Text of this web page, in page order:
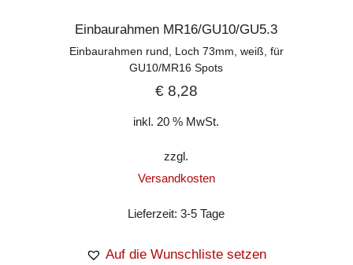
Einbaurahmen MR16/GU10/GU5.3
Einbaurahmen rund, Loch 73mm, weiß, für
GU10/MR16 Spots
€8,28
inkl. 20 % MwSt.
zzgl.
Versandkosten
Lieferzeit:3-5 Tage
Auf die Wunschliste setzen